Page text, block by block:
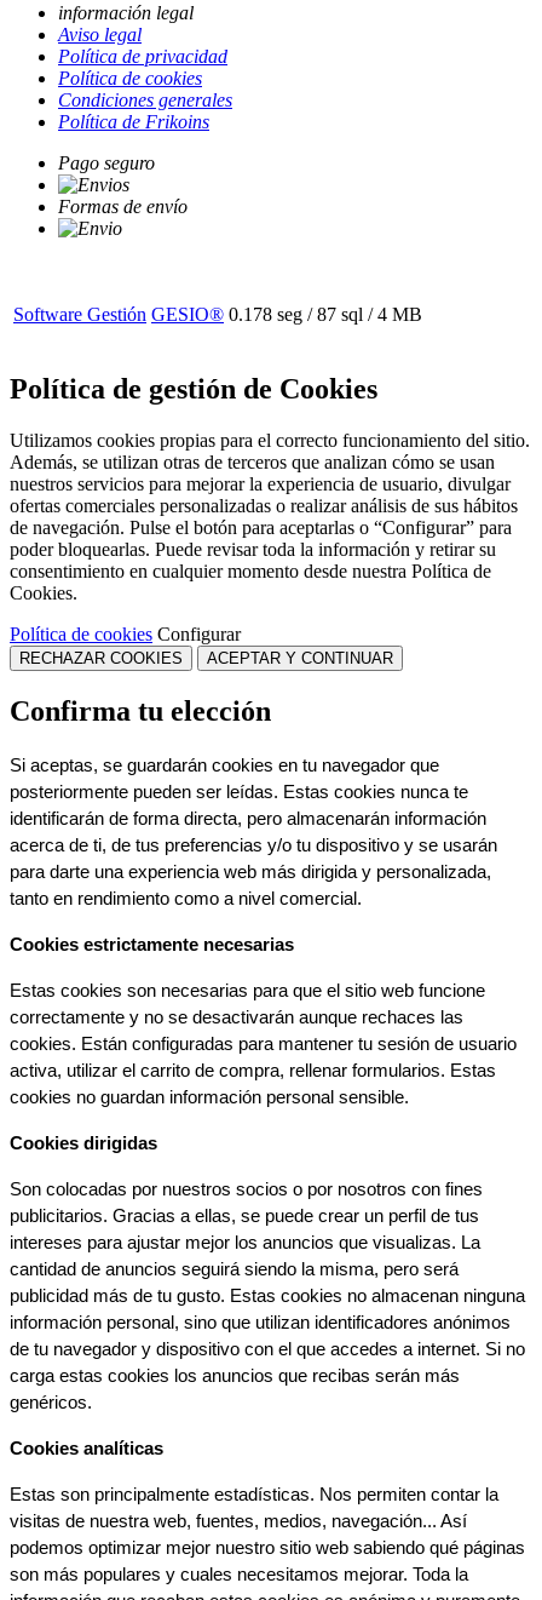
información legal
Aviso legal
Política de privacidad
Política de cookies
Condiciones generales
Política de Frikoins
Pago seguro
Formas de envío
Software Gestión GESIO® 0.178 seg /87 sql / 4 MB
Política de gestión de Cookies
Utilizamos cookies propias para el correcto funcionamiento del sitio.
Además, se utilizan otras de terceros que analizan cómo se usan
nuestros servicios para mejorar la experiencia de usuario, divulgar
ofertas comerciales personalizadas o realizar análisis de sus hábitos
de navegación. Pulse el botón para aceptarlas o “Configurar” para
poder bloquearlas. Puede revisar toda la información y retirar su
consentimiento en cualquier momento desde nuestra Política de
Cookies.
Política de cookies Configurar
RECHAZAR COOKIES ACEPTAR Y CONTINUAR
Confirma tu elección
Si aceptas, se guardarán cookies en tu navegador que
posteriormente pueden ser leídas. Estas cookies nunca te
identificarán de forma directa, pero almacenarán información
acerca de ti, de tus preferencias y/o tu dispositivo y se usarán
para darte una experiencia web más dirigida y personalizada,
tanto en rendimiento como a nivel comercial.
Cookies estrictamente necesarias
Estas cookies son necesarias para que el sitio web funcione
correctamente y no se desactivarán aunque rechaces las
cookies. Están configuradas para mantener tu sesión de usuario
activa, utilizar el carrito de compra, rellenar formularios. Estas
cookies no guardan información personal sensible.
Cookies dirigidas
Son colocadas por nuestros socios o por nosotros con fines
publicitarios. Gracias a ellas, se puede crear un perfil de tus
intereses para ajustar mejor los anuncios que visualizas. La
cantidad de anuncios seguirá siendo la misma, pero será
publicidad más de tu gusto. Estas cookies no almacenan ninguna
información personal, sino que utilizan identificadores anónimos
de tu navegador y dispositivo con el que accedes a internet. Si no
carga estas cookies los anuncios que recibas serán más
genéricos.
Cookies analíticas
Estas son principalmente estadísticas. Nos permiten contar la
visitas de nuestra web, fuentes, medios, navegación... Así
podemos optimizar mejor nuestro sitio web sabiendo qué páginas
son más populares y cuales necesitamos mejorar. Toda la